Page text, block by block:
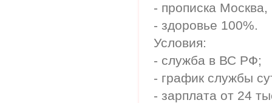
- прописка
- здоровье 100%.
Условия:
- служба в ВС РФ;
- график службы
- зарплата от 24